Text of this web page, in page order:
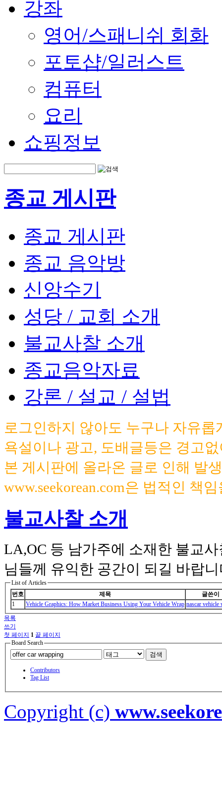
강좌
영어/스패니쉬 회화
포토샵/일러스트
컴퓨터
요리
쇼핑정보
종교 게시판
종교 게시판
종교 음악방
신앙수기
성당 / 교회 소개
불교사찰 소개
종교음악자료
강론 / 설교 / 설법
로그인하지 않아도 누구나 자유
욕설이나 광고, 도배글등은 경고
본 게시판에 올라온 글로 인해 발
www.seekorean.com은 법적인 책
불교사찰 소개
LA,OC 등 남가주에 소재한 불교
님들께 유익한 공간이 되길 바랍니
List of Articles
번호
제목
글쓴이
1
Vehicle Graphics: How Market Business Using Your Vehicle Wrap nascar vehicle
목록
쓰기
첫 페이지 1 끝 페이지
Board Search
검색
Contributors
Tag List
Copyright (c)